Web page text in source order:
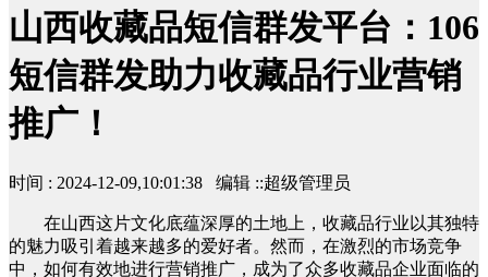
山西收藏品短信群发平台：106
短信群发助力收藏品行业营销
推广！
时间 : 2024-12-09,10:01:38 编辑 ::超级管理员
在山西这片文化底蕴深厚的土地上，收藏品行业以其独特
的魅力吸引着越来越多的爱好者。然而，在激烈的市场竞争
中，如何有效地进行营销推广，成为了众多收藏品企业面临的